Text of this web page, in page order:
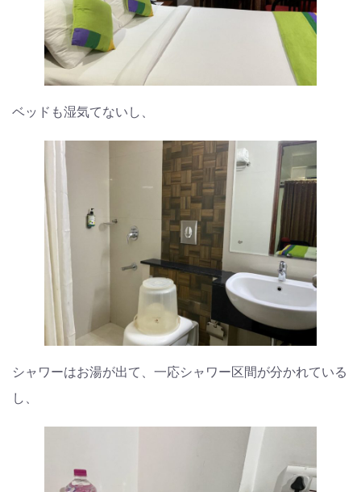
ベッドも湿気てないし、
シャワーはお湯が出て、一応シャワー区間が分かれている
し、